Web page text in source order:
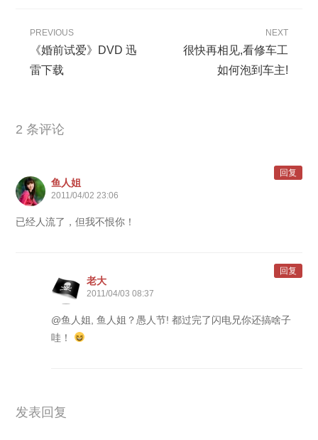
PREVIOUS
《婚前试爱》DVD 迅
雷下载
NEXT
很快再相见,看修车工
如何泡到车主!
2 条评论
鱼人姐
2011/04/02 23:06
已经人流了，但我不恨你！
回复
老大
2011/04/03 08:37
@鱼人姐, 鱼人姐？愚人节! 都过完了闪电兄你还搞啥子
哇！
回复
发表回复